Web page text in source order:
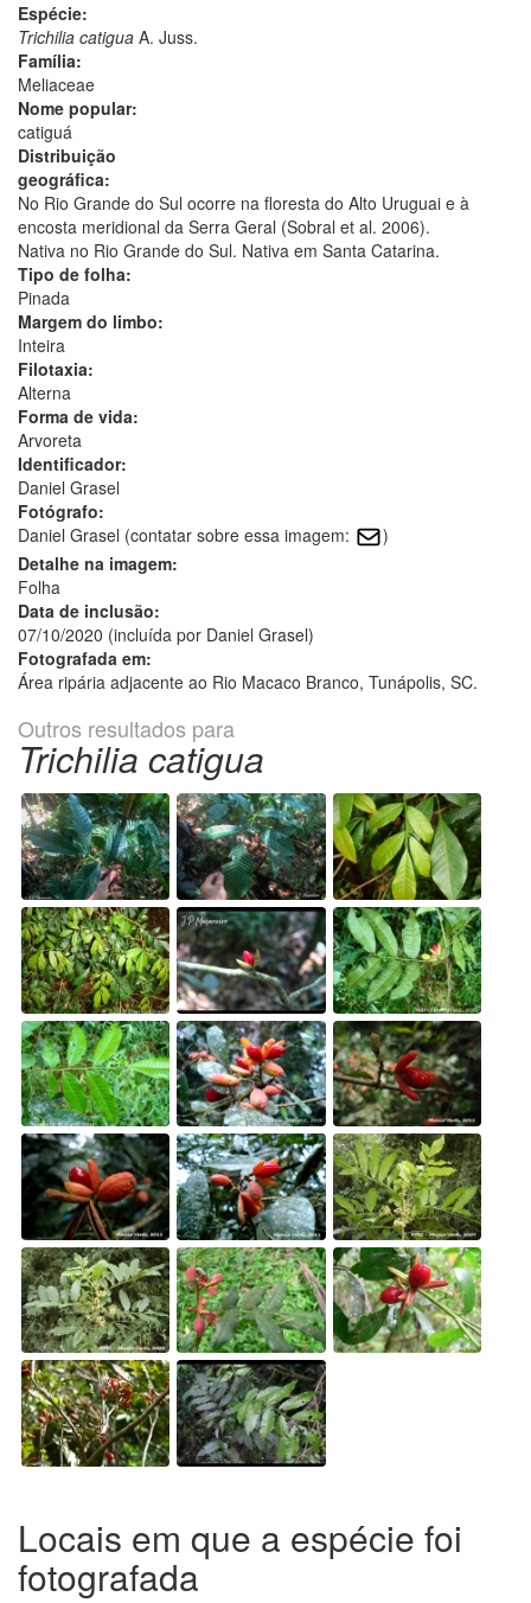
Espécie:
Trichilia catigua A. Juss.
Família:
Meliaceae
Nome popular:
catiguá
Distribuição
geográfica:
No Rio Grande do Sul ocorre na floresta do Alto Uruguai e à
encosta meridional da Serra Geral (Sobral et al. 2006).
Nativa no Rio Grande do Sul. Nativa em Santa Catarina.
Tipo de folha:
Pinada
Margem do limbo:
Inteira
Filotaxia:
Alterna
Forma de vida:
Arvoreta
Identificador:
Daniel Grasel
Fotógrafo:
Daniel Grasel (contatar sobre essa imagem:
)
Detalhe na imagem:
Folha
Data de inclusão:
07/10/2020 (incluída por Daniel Grasel)
Fotografada em:
Área ripária adjacente ao Rio Macaco Branco, Tunápolis, SC.
Outros resultados para
Trichilia catigua
Locais em que a espécie foi
fotografada